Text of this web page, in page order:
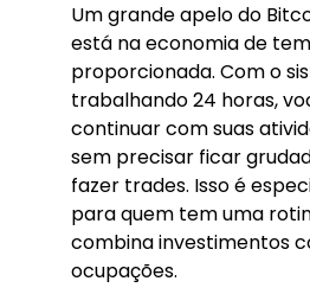
Um grande apelo do
está na economia de
proporcionada. Com o
trabalhando 24 horas,
continuar com suas
sem precisar ficar
fazer trades. Isso é
para quem tem uma
combina investimentos
ocupações.